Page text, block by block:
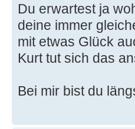
Du erwartest ja
deine immer
mit etwas Glück
Kurt tut sich das
Bei mir bist du